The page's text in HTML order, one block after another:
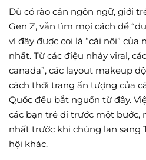
Dù có rào cản ngôn ngữ, giới
Gen Z, vẫn tìm mọi cách để
vì đây được coi là “cái nôi”
nhất. Từ các điệu nhảy viral,
canada”, các layout makeup
cách thời trang ấn tượng của
Quốc đều bắt nguồn từ đây.
các bạn trẻ đi trước một bước,
nhất trước khi chúng lan sang
hội khác.